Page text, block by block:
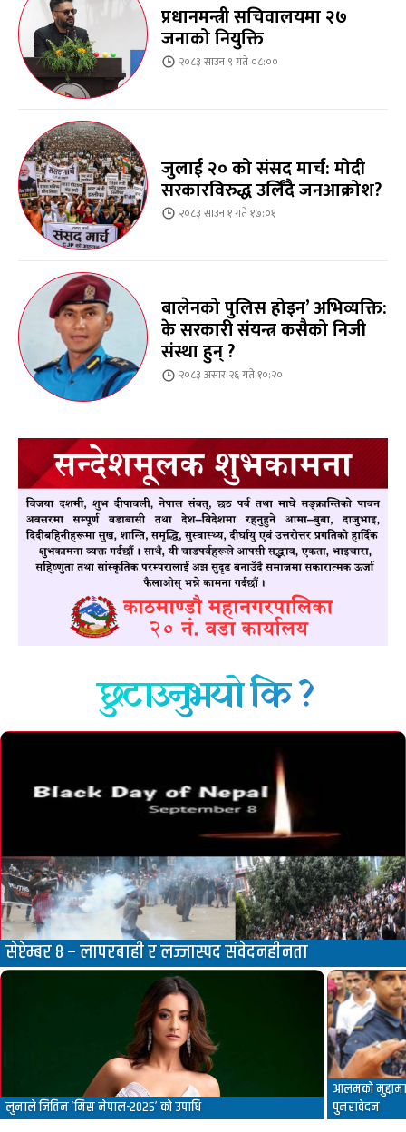
प्रधानमन्त्री सचिवालयमा २७
जनाको नियुक्ति
२०८३ साउन ९ गते ०८:००
जुलाई २० को संसद मार्च: मोदी
सरकारविरुद्ध उर्लिंदै जनआक्रोश?
२०८३ साउन १ गते १७:०१
बालेनको पुलिस होइन’ अभिव्यक्ति:
के सरकारी संयन्त्र कसैको निजी
संस्था हुन् ?
२०८३ असार २६ गते १०:२०
छुटाउनुभयो कि ?
सेप्टेम्बर ८ – लापरबाही र लज्जास्पद संवेदनहीनता
लुनाले जितिन ‘मिस नेपाल-२०२५’ को उपाधि
आलमको
पुनरावेदन